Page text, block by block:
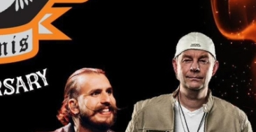
Stāmerienas pils
"Zirgi klētī"